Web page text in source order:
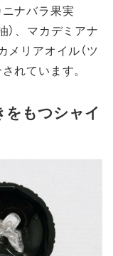
ナバラ果実
）、マカデミアナ
メリアオイル（ツ
れています。
もつシャイ